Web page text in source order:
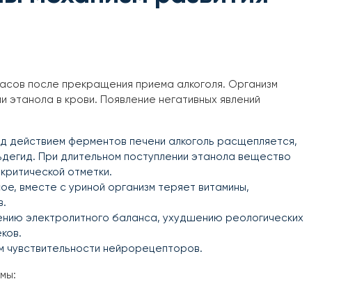
после прекращения приема алкоголя. Организм
в крови. Появление негативных явлений
ферментов печени алкоголь расщепляется,
При длительном поступлении этанола вещество
отметки.
вместе с уриной организм теряет витамины,
электролитного баланса, ухудшению реологических
нейрорецепторов.